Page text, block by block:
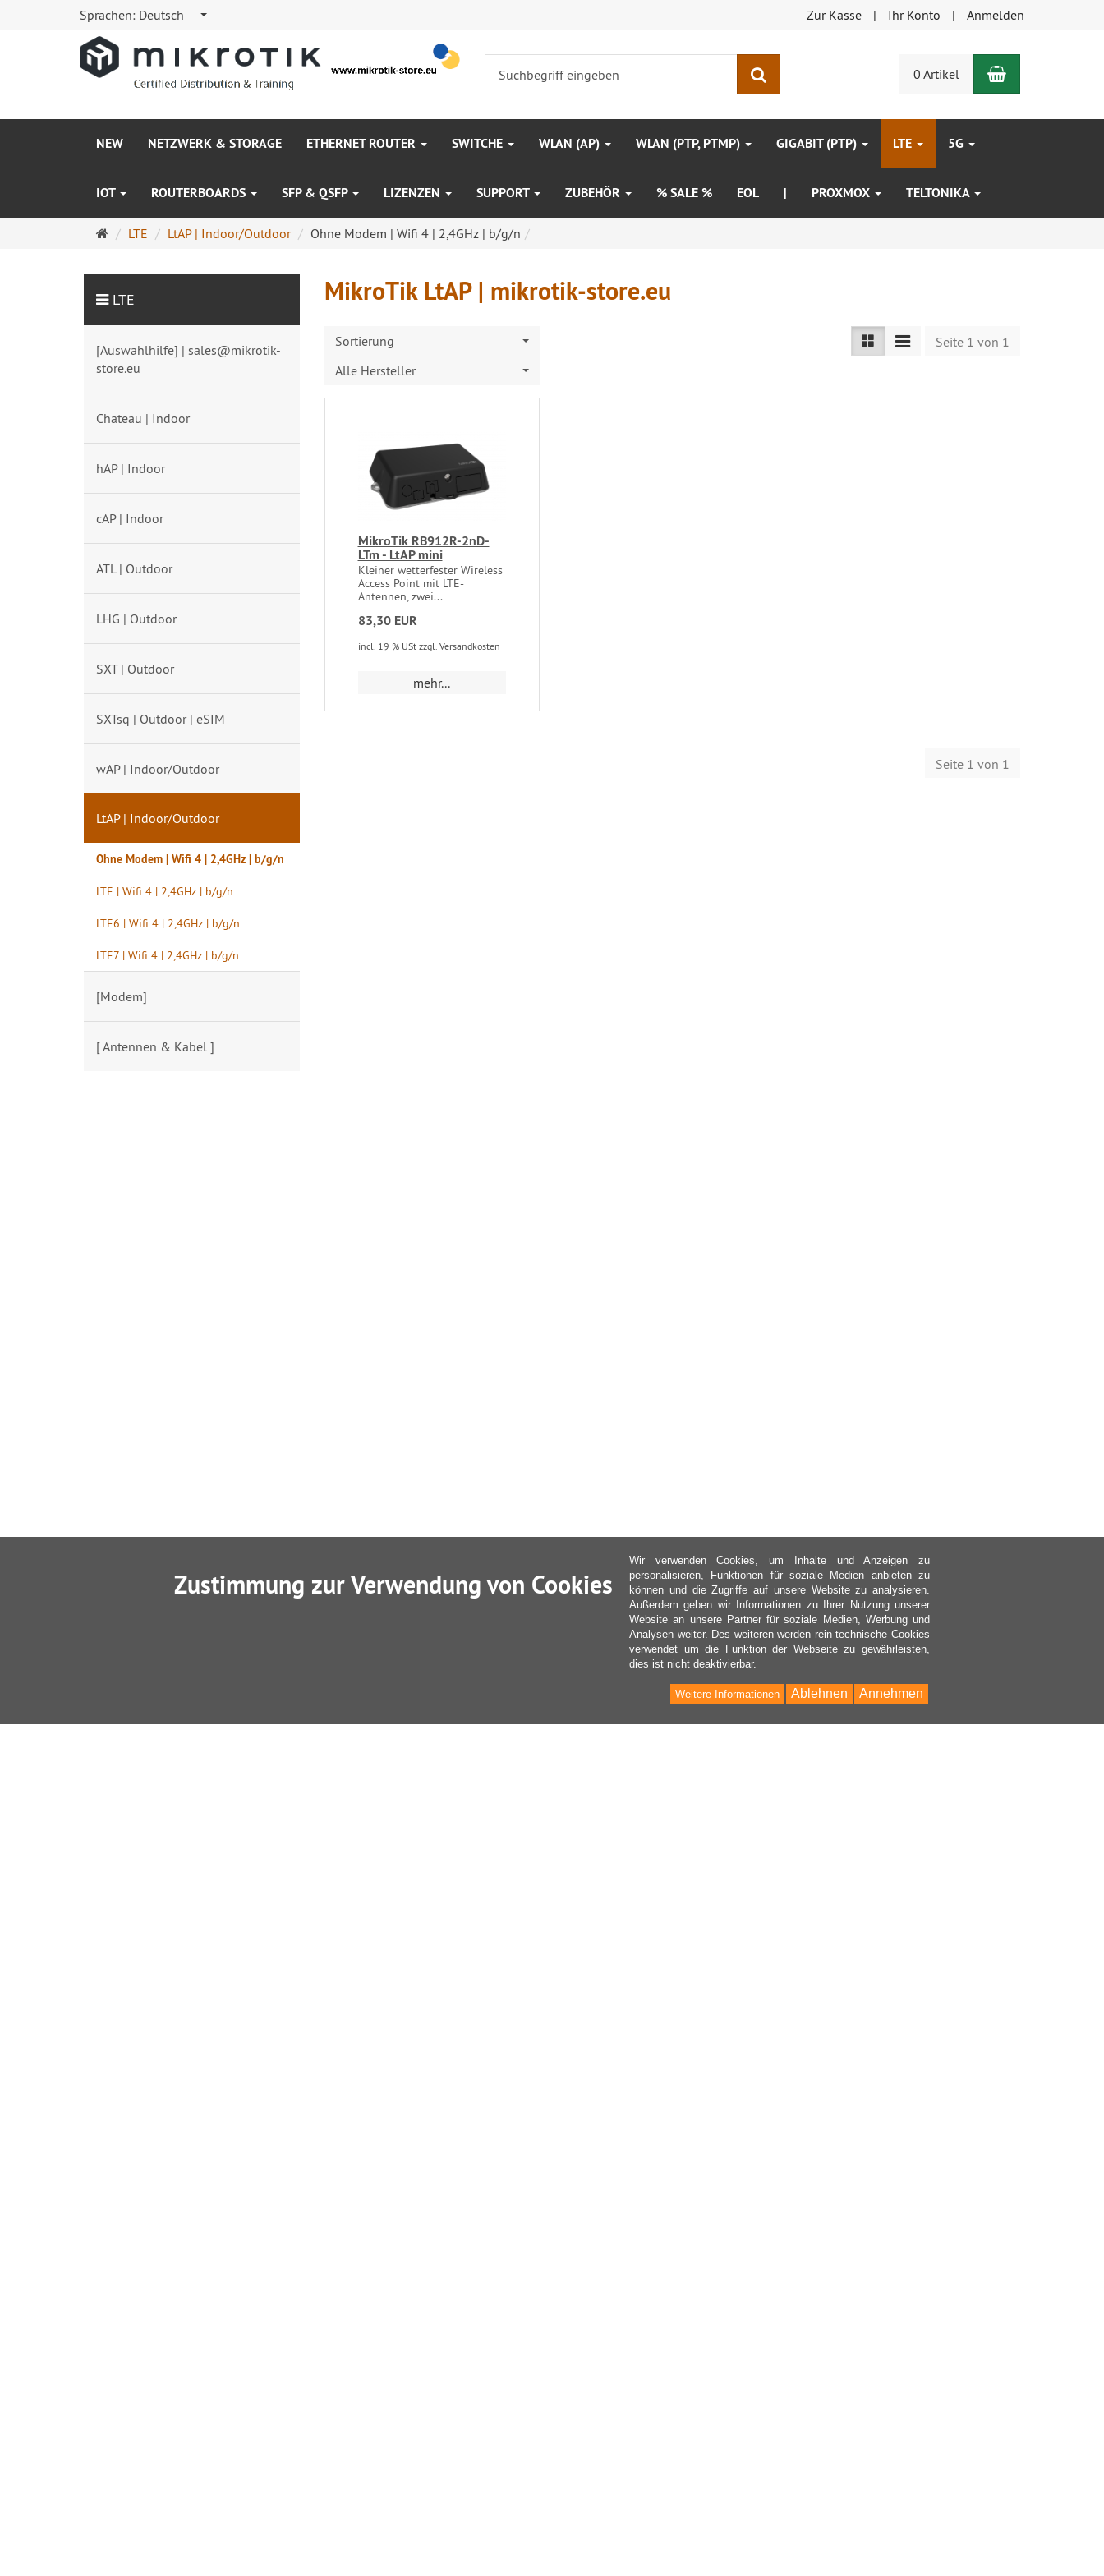
Sprachen: Deutsch Zur Kasse Ihr Konto Anmelden
0 Artikel Warenkorb
NEW NETZWERK & STORAGE ETHERNET ROUTER SWITCHE WLAN (AP) WLAN (PTP, PTMP) GIGABIT (PTP) LTE 5G
IOT ROUTERBOARDS SFP & QSFP LIZENZEN SUPPORT ZUBEHÖR % SALE % EOL | PROXMOX TELTONIKA
Startseite
LTE LtAP | Indoor/Outdoor Ohne Modem | Wifi 4 | 2,4GHz | b/g/n
MikroTik LtAP | mikrotik-store.eu
Sortierung
Alle Hersteller
Seite 1 von 1
MikroTik RB912R-2nD-
LTm - LtAP mini​
Kleiner wetterfester Wireless
Access Point mit LTE-
Antennen, zwei...
83,30 EUR
incl. 19 % USt zzgl. Versandkosten
mehr...
Seite 1 von 1
LTE
[Auswahlhilfe] | sales@mikrotik-
store.eu
Chateau | Indoor
hAP | Indoor
cAP | Indoor
ATL | Outdoor
LHG | Outdoor
SXT | Outdoor
SXTsq | Outdoor | eSIM
wAP | Indoor/Outdoor
LtAP | Indoor/Outdoor
Ohne Modem | Wifi 4 | 2,4GHz | b/g/n
LTE | Wifi 4 | 2,4GHz | b/g/n
LTE6 | Wifi 4 | 2,4GHz | b/g/n
LTE7 | Wifi 4 | 2,4GHz | b/g/n
[Modem]
[ Antennen & Kabel ]
Zustimmung zur Verwendung von Cookies
Wir verwenden Cookies, um Inhalte und Anzeigen zu
personalisieren, Funktionen für soziale Medien anbieten zu
können und die Zugriffe auf unsere Website zu analysieren.
Außerdem geben wir Informationen zu Ihrer Nutzung unserer
Website an unsere Partner für soziale Medien, Werbung und
Analysen weiter. Des weiteren werden rein technische Cookies
verwendet um die Funktion der Webseite zu gewährleisten,
dies ist nicht deaktivierbar.
Annehmen
Ablehnen
Weitere Informationen